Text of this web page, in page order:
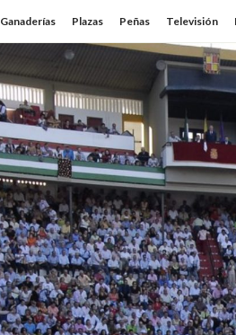
Ganaderías Plazas Peñas Televisión